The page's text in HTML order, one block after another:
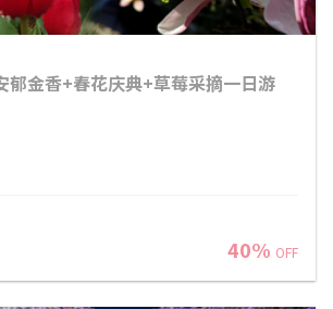
郁金香+春花庆典+草莓采摘一日游
40% OFF